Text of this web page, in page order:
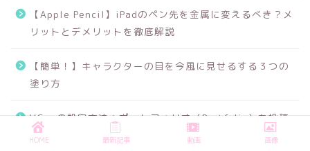
【Apple Pencil】iPadのペン先を金属に変えるべき？メ
リットとデメリットを徹底解説
【簡単！】キャラクターの目を今風に見せるする３つの
塗り方
VGenの設定方法：ポートフォリオ（Portfolio）を投稿
する
HOME 最新記事 動画 画像